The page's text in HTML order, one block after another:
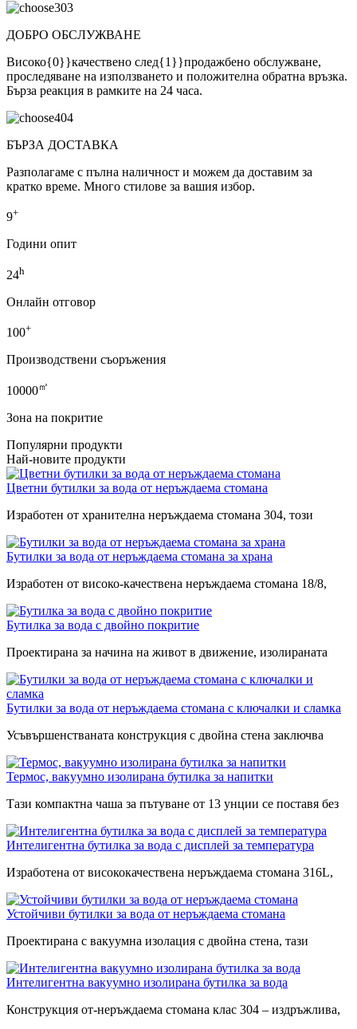
03
ДОБРО ОБСЛУЖВАНЕ
Високо{0}}качествено след{1}}продажбено обслужване,
проследяване на използването и положителна обратна връзка.
Бърза реакция в рамките на 24 часа.
04
БЪРЗА ДОСТАВКА
Разполагаме с пълна наличност и можем да доставим за
кратко време. Много стилове за вашия избор.
9+
Години опит
24h
Онлайн отговор
100+
Производствени съоръжения
10000㎡
Зона на покритие
Популярни продукти
Най-новите продукти
Цветни бутилки за вода от неръждаема стомана
Изработен от хранителна неръждаема стомана 304, този
Бутилки за вода от неръждаема стомана за храна
Изработен от високо-качествена неръждаема стомана 18/8,
Бутилка за вода с двойно покритие
Проектирана за начина на живот в движение, изолираната
Бутилки за вода от неръждаема стомана с ключалки и сламка
Усъвършенстваната конструкция с двойна стена заключва
Термос, вакуумно изолирана бутилка за напитки
Тази компактна чаша за пътуване от 13 унции се поставя без
Интелигентна бутилка за вода с дисплей за температура
Изработена от висококачествена неръждаема стомана 316L,
Устойчиви бутилки за вода от неръждаема стомана
Проектирана с вакуумна изолация с двойна стена, тази
Интелигентна вакуумно изолирана бутилка за вода
Конструкция от-неръждаема стомана клас 304 – издръжлива,